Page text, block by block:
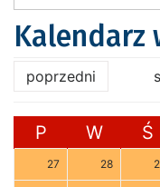
Kalendarz
poprzedni
P W Ś
27 28